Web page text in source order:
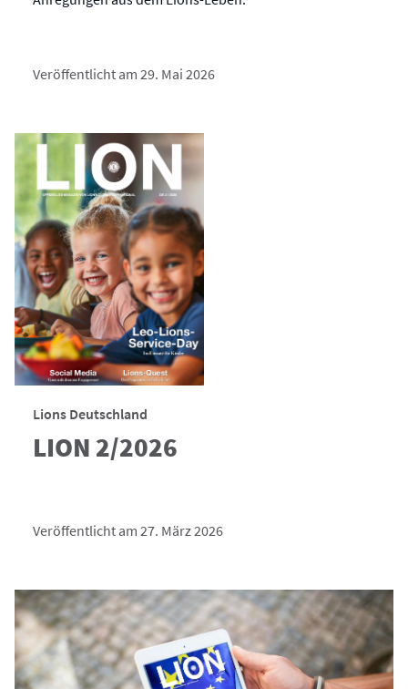
Veröffentlicht am 29. Mai 2026
Lions Deutschland
LION 2/2026
Veröffentlicht am 27. März 2026